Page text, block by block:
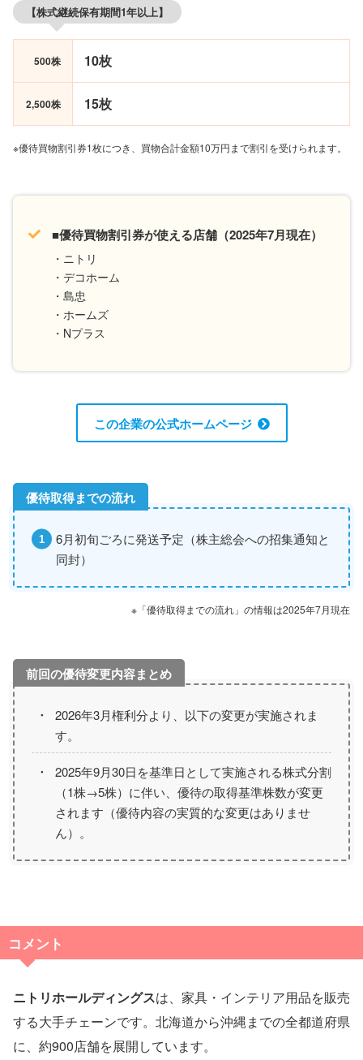
【株式継続保有期間1年以上】
500株 10枚
2,500株 15枚
※優待買物割引券1枚につき、買物合計金額10万円まで割引を受けられます。
■優待買物割引券が使える店舗（2025年7月現在）
・ニトリ
・デコホーム
・島忠
・ホームズ
・Nプラス
この企業の公式ホームページ
6月初旬ごろに発送予定（株主総会への招集通知と
同封）
※「優待取得までの流れ」の情報は2025年7月現在
2026年3月権利分より、以下の変更が実施されま
す。
2025年9月30日を基準日として実施される株式分割
（1株→5株）に伴い、優待の取得基準株数が変更
されます（優待内容の実質的な変更はありませ
ん）。
コメント
ニトリホールディングスは、家具・インテリア用品を販売
する大手チェーンです。北海道から沖縄までの全都道府県
に、約900店舗を展開しています。